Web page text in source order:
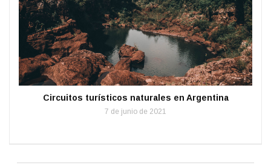
Circuitos turísticos naturales en Argentina
7 de junio de 2021